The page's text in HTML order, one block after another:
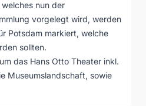
nun der
vorgelegt wird, werden
Potsdam markiert, welche
sollten.
das Hans Otto Theater inkl.
Museumslandschaft, sowie